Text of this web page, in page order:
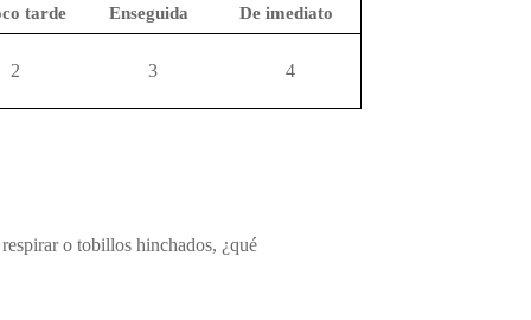
tarde Enseguida De imediato
2 3 4
o tobillos hinchados, ¿qué